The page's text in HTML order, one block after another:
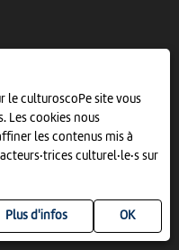
le culturoscoPe site vous
Les cookies nous
les contenus mis à
culturel·le·s sur
Plus d'infos